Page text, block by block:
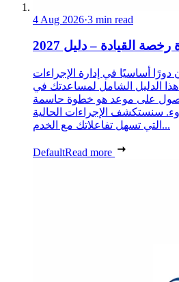
4 Aug 2026·3 min read
القيادة – دليل 2027
أساسيًا في إدارة الإجراءات
هذا الدليل الشامل لمساعدتك في
في عام 2027. الحصول على موعد هو خطوة حاسمة
سنستكشف الإجراءات الحالية
التي تسهل تفاعلاتك مع الخدم...
DefaultRead more